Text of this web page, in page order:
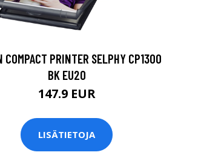
COMPACT PRINTER SELPHY CP1300
BK EU20
147.9 EUR
LISÄTIETOJA